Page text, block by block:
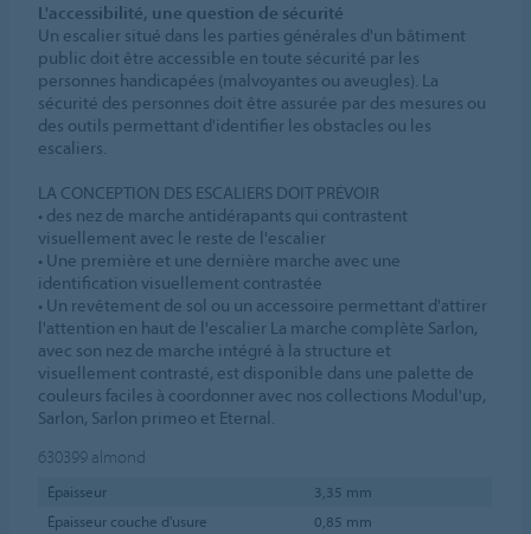
L'accessibilité, une question de sécurité
Un escalier situé dans les parties générales d'un bâtiment
public doit être accessible en toute sécurité par les
personnes handicapées (malvoyantes ou aveugles). La
sécurité des personnes doit être assurée par des mesures ou
des outils permettant d'identifier les obstacles ou les
escaliers.
LA CONCEPTION DES ESCALIERS DOIT PRÉVOIR
• des nez de marche antidérapants qui contrastent
visuellement avec le reste de l'escalier
• Une première et une dernière marche avec une
identification visuellement contrastée
• Un revêtement de sol ou un accessoire permettant d'attirer
l'attention en haut de l'escalier La marche complète Sarlon,
avec son nez de marche intégré à la structure et
visuellement contrasté, est disponible dans une palette de
couleurs faciles à coordonner avec nos collections Modul'up,
Sarlon, Sarlon primeo et Eternal.
630399 almond
Épaisseur
3,35 mm
Épaisseur couche d'usure
0,85 mm